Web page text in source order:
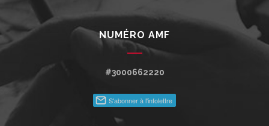
NUMÉRO AMF
#3000662220